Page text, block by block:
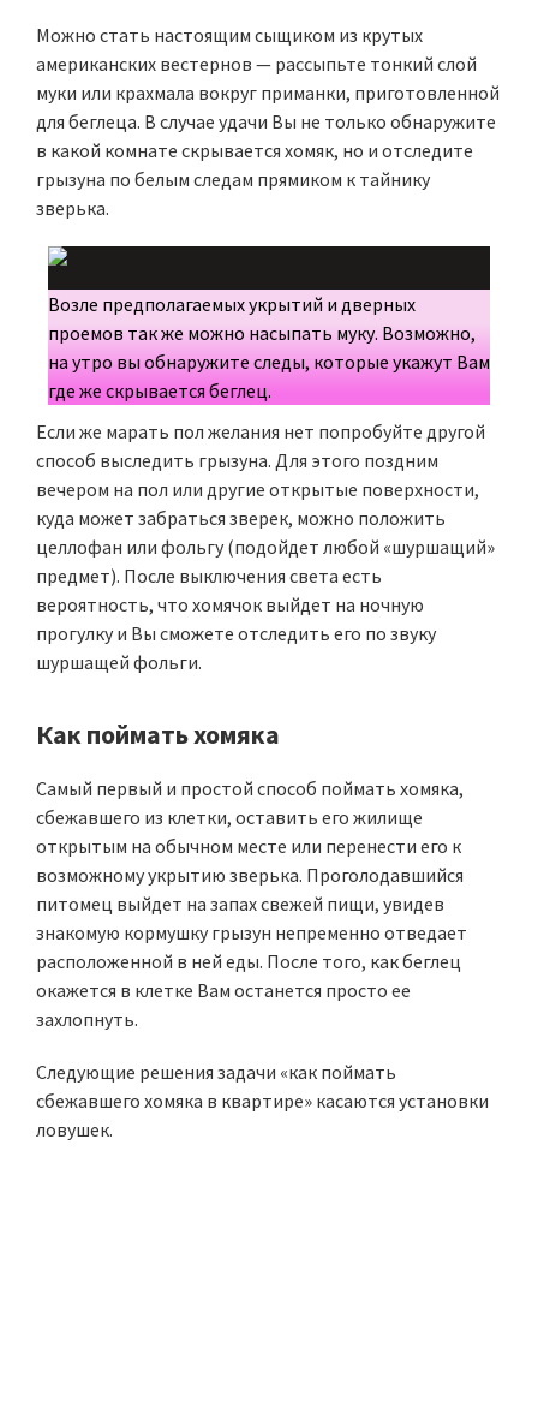
Можно стать настоящим сыщиком из крутых
американских вестернов — рассыпьте тонкий слой
муки или крахмала вокруг приманки, приготовленной
для беглеца. В случае удачи Вы не только обнаружите
в какой комнате скрывается хомяк, но и отследите
грызуна по белым следам прямиком к тайнику
зверька.
Возле предполагаемых укрытий и дверных
проемов так же можно насыпать муку. Возможно,
на утро вы обнаружите следы, которые укажут Вам
где же скрывается беглец.
Если же марать пол желания нет попробуйте другой
способ выследить грызуна. Для этого поздним
вечером на пол или другие открытые поверхности,
куда может забраться зверек, можно положить
целлофан или фольгу (подойдет любой «шуршащий»
предмет). После выключения света есть
вероятность, что хомячок выйдет на ночную
прогулку и Вы сможете отследить его по звуку
шуршащей фольги.
Как поймать хомяка
Самый первый и простой способ поймать хомяка,
сбежавшего из клетки, оставить его жилище
открытым на обычном месте или перенести его к
возможному укрытию зверька. Проголодавшийся
питомец выйдет на запах свежей пищи, увидев
знакомую кормушку грызун непременно отведает
расположенной в ней еды. После того, как беглец
окажется в клетке Вам останется просто ее
захлопнуть.
Следующие решения задачи «как поймать
сбежавшего хомяка в квартире» касаются установки
ловушек.